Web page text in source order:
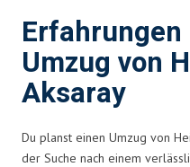
Umzug von
Aksaray
Du planst einen Umzug von
der Suche nach einem